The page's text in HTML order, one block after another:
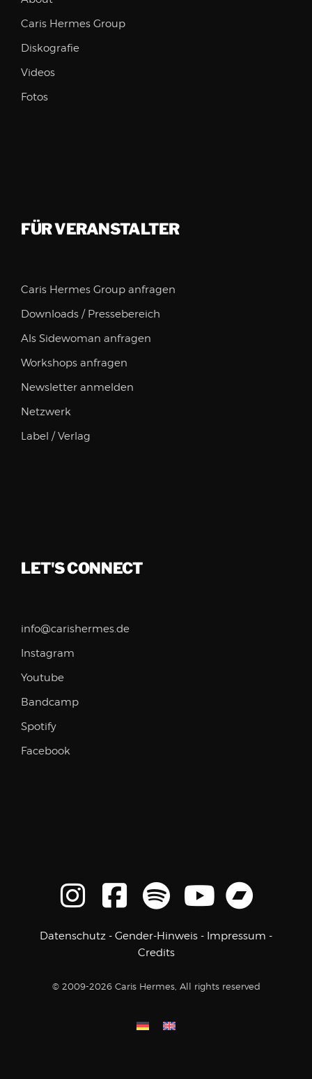
Caris Hermes Group
Diskografie
Videos
Fotos
FÜR VERANSTALTER
Caris Hermes Group anfragen
Downloads / Pressebereich
Als Sidewoman anfragen
Workshops anfragen
Newsletter anmelden
Netzwerk
Label / Verlag
LET'S CONNECT
info@carishermes.de
Instagram
Youtube
Bandcamp
Spotify
Facebook
Datenschutz - Gender-Hinweis - Impressum -
Credits
© 2009-2026 Caris Hermes, All rights reserved